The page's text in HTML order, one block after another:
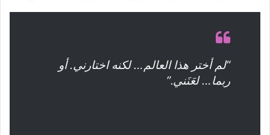
“لم أختر هذا العالم… لكنه اختارني. أو
ربما… لعَنَني.”